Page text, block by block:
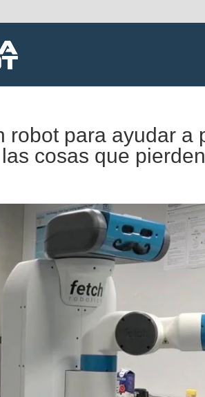
robot para ayudar a
cosas que pierden